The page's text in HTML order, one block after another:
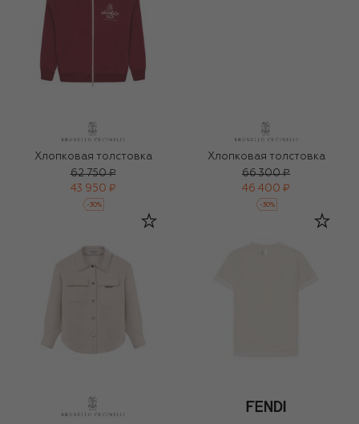
Хлопковая толстовка
62 750 ₽
43 950 ₽
-30%
Хлопковая толстовка
66 300 ₽
46 400 ₽
-30%